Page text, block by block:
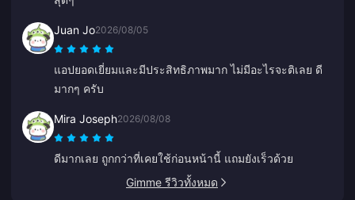
Juan Jo2026/08/05
แอปยอดเยี่ยมและมีประสิทธิภาพมาก ไม่มีอะไรจะติเลย ดี
มากๆ ครับ
Mira Joseph2026/08/08
ดีมากเลย ถูกกว่าที่เคยใช้ก่อนหน้านี้ แถมยังเร็วด้วย
Gimme รีวิวทั้งหมด